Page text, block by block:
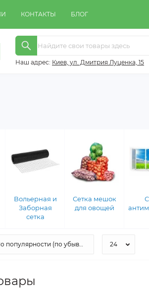
КОНТАКТЫ БЛОГ
Наш адрес: Киeв, ул. Дмитрия Луценка, 15
Вольерная и
Заборная
сетка
Сетка мешок
для овощей